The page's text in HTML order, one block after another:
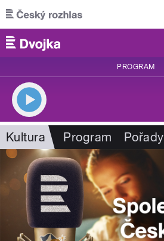
Přejít k hlavnímu obsahu
PROGRAM
Kultura Program Pořady